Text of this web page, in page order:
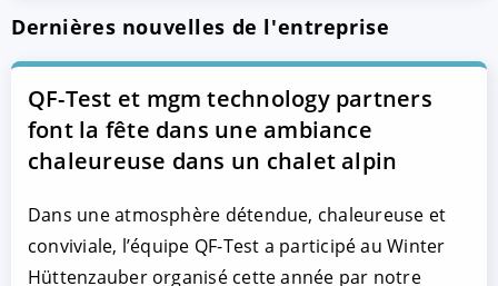
Dernières nouvelles de l'entreprise
QF-Test et mgm technology partners
font la fête dans une ambiance
chaleureuse dans un chalet alpin
Dans une atmosphère détendue, chaleureuse et
conviviale, l’équipe QF-Test a participé au Winter
Hüttenzauber organisé cette année par notre